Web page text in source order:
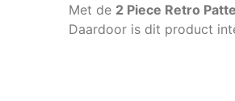
Met de 2 Piece Retro
Daardoor is dit product